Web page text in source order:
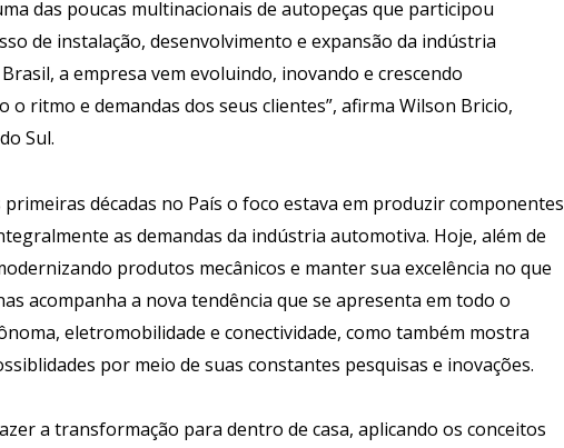
das poucas multinacionais de autopeças que participou
de instalação, desenvolvimento e expansão da indústria
a empresa vem evoluindo, inovando e crescendo
o ritmo e demandas dos seus clientes”, afirma Wilson Bricio,
Sul.
décadas no País o foco estava em produzir componentes
as demandas da indústria automotiva. Hoje, além de
produtos mecânicos e manter sua excelência no que
acompanha a nova tendência que se apresenta em todo o
eletromobilidade e conectividade, como também mostra
por meio de suas constantes pesquisas e inovações.
a transformação para dentro de casa, aplicando os conceitos